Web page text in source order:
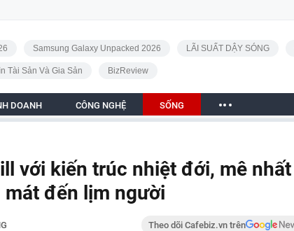
Samsung Galaxy Unpacked 2026 LÃI SUẤT DẬY SÓNG
Tài Sản Và Gia Sản BizReview
DOANH CÔNG NGHỆ SỐNG
với kiến trúc nhiệt đới, mê nhất
đến lịm người
Theo dõi Cafebiz.vn trên